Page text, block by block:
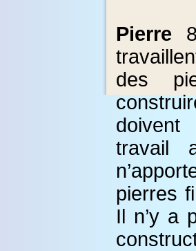
Pierre
des
travail
pierres
Il n’y a